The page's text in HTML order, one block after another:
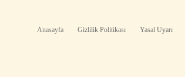
Anasayfa Gizlilik Politikası Yasal Uyarı